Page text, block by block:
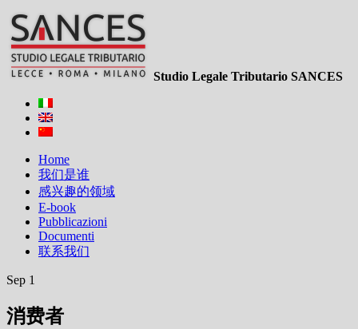
Studio Legale Tributario SANCES
Home
我们是谁
感兴趣的领域
E-book
Pubblicazioni
Documenti
联系我们
Sep 1
消费者